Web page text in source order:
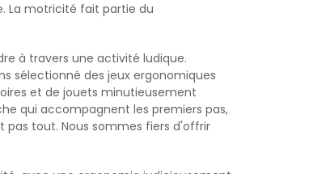
La motricité fait partie du
à travers une activité ludique.
sélectionné des jeux ergonomiques
et de jouets minutieusement
qui accompagnent les premiers pas,
pas tout. Nous sommes fiers d'offrir